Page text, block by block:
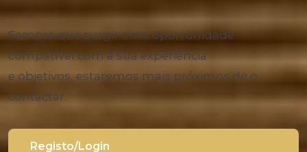
Sempre que surgir uma oportunidade
compatível com a sua experiência
e objetivos, estaremos mais próximos de o
contactar.
Registo/Login